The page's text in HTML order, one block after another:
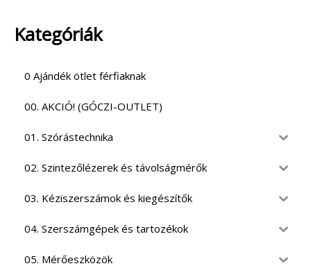
Kategóriák
0 Ajándék ötlet férfiaknak
00. AKCIÓ! (GÓCZI-OUTLET)
01. Szórástechnika
02. Szintezőlézerek és távolságmérők
03. Kéziszerszámok és kiegészítők
04. Szerszámgépek és tartozékok
05. Mérőeszközök